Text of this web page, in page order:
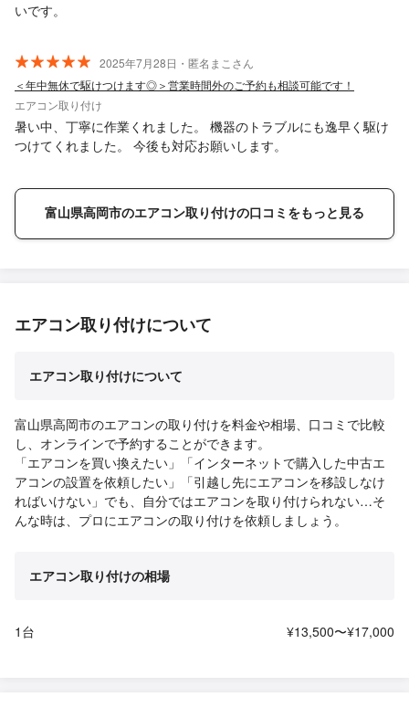
いです。
2025年7月28日・匿名まこさん
＜年中無休で駆けつけます◎＞営業時間外のご予約も相談可能です！
エアコン取り付け
暑い中、丁寧に作業くれました。 機器のトラブルにも逸早く駆け
つけてくれました。 今後も対応お願いします。
富山県高岡市のエアコン取り付けの口コミをもっと見る
エアコン取り付けについて
エアコン取り付けについて
富山県高岡市のエアコンの取り付けを料金や相場、口コミで比較
し、オンラインで予約することができます。
「エアコンを買い換えたい」「インターネットで購入した中古エ
アコンの設置を依頼したい」「引越し先にエアコンを移設しなけ
ればいけない」でも、自分ではエアコンを取り付けられない…そ
んな時は、プロにエアコンの取り付けを依頼しましょう。
エアコン取り付けの相場
1台 ¥13,500〜¥17,000